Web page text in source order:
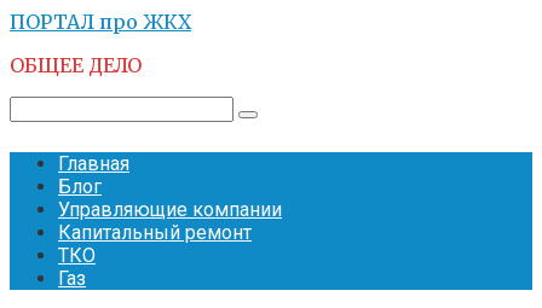
Перейти
контенту
ПОРТАЛ про ЖКХ
ОБЩЕЕ ДЕЛО
Главная
Блог
Управляющие компании
Капитальный ремонт
ТКО
Газ